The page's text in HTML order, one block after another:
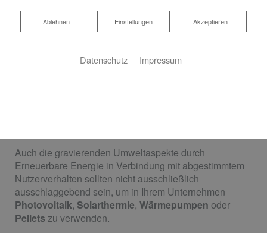
Auch die gravierenden Umweltaspekte durch
Erneuerbare Energie in Verbindung mit abgestimmtem
Nutzerverhalten sollten nicht ausschließlich
ausschlaggebend sein, um in Ihrem Unternehmen
Photovoltaik, Solarthermie, Wärmepumpen oder
Pellets zu verwenden.
Akzeptieren
Einstellungen
Ablehnen
Ablehnen
Datenschutz Impressum